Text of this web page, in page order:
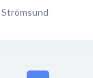
Strömsund